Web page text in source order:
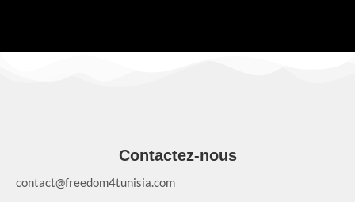
Contactez-nous
contact@freedom4tunisia.com